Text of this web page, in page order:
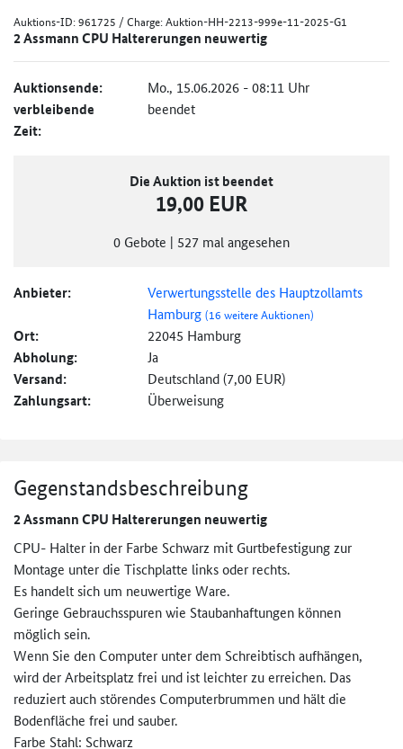
Auktions-ID:961725 / Charge: Auktion-HH-2213-999e-11-2025-G1
2 Assmann CPU Haltererungen neuwertig
Auktionsende: Mo., 15.06.2026 - 08:11 Uhr
verbleibende
Zeit:
beendet
Die Auktion ist beendet
19,00 EUR
0 Gebote | 527 mal angesehen
Anbieter:
Verwertungsstelle des Hauptzollamts
Hamburg(16 weitere Auktionen)
Ort: 22045 Hamburg
Abholung: Ja
Versand: Deutschland (7,00 EUR)
Zahlungsart: Überweisung
Gegenstandsbeschreibung
2 Assmann CPU Haltererungen neuwertig
CPU- Halter in der Farbe Schwarz mit Gurtbefestigung zur
Montage unter die Tischplatte links oder rechts.
Es handelt sich um neuwertige Ware.
Geringe Gebrauchsspuren wie Staubanhaftungen können
möglich sein.
Wenn Sie den Computer unter dem Schreibtisch aufhängen,
wird der Arbeitsplatz frei und ist leichter zu erreichen. Das
reduziert auch störendes Computerbrummen und hält die
Bodenfläche frei und sauber.
Farbe Stahl: Schwarz